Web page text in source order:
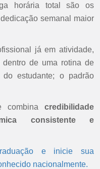
horária total são os
semanal maior
já em atividade,
de uma rotina de
estudante; o padrão
combina credibilidade
consistente e
e inicie sua
nacionalmente.